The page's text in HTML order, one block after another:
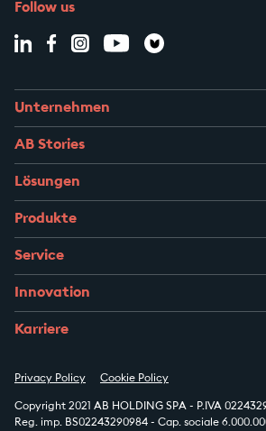
Follow us
Unternehmen
AB Stories
Lösungen
Produkte
Service
Innovation
Karriere
Privacy Policy Cookie Policy
Copyright 2021 AB HOLDING SPA - P.IVA
Reg. imp. BS02243290984 - Cap. sociale